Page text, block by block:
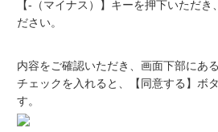
【-（マイナス）】キーを押下いただき
ださい。
内容をご確認いただき、画面下部にあ
チェックを入れると、【同意する】ボ
す。